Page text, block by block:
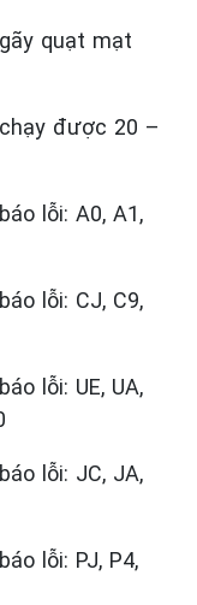
quạt mạt
được 20 –
lỗi: A0, A1,
lỗi: CJ, C9,
lỗi: UE, UA,
lỗi: JC, JA,
lỗi: PJ, P4,